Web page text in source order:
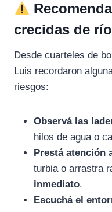
crecidas de
Desde cuarteles de
Luis recordaron
riesgos:
Observá las
hilos de agua o
Prestá atención
turbia o arrastra
inmediato.
Escuchá el